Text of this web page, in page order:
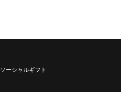
ソーシャルギフト